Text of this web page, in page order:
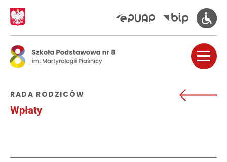
RADA RODZICÓW
Wpłaty